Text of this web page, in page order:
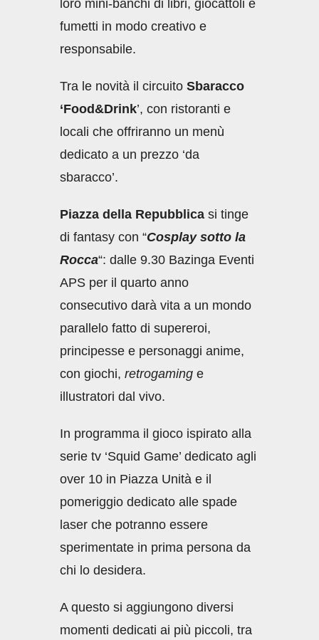
loro mini-banchi di libri, giocattoli e
fumetti in modo creativo e
responsabile.
Tra le novità il circuito Sbaracco
‘Food&Drink’, con ristoranti e
locali che offriranno un menù
dedicato a un prezzo ‘da
sbaracco’.
Piazza della Repubblica si tinge
di fantasy con “Cosplay sotto la
Rocca“: dalle 9.30 Bazinga Eventi
APS per il quarto anno
consecutivo darà vita a un mondo
parallelo fatto di supereroi,
principesse e personaggi anime,
con giochi, retrogaming e
illustratori dal vivo.
In programma il gioco ispirato alla
serie tv ‘Squid Game’ dedicato agli
over 10 in Piazza Unità e il
pomeriggio dedicato alle spade
laser che potranno essere
sperimentate in prima persona da
chi lo desidera.
A questo si aggiungono diversi
momenti dedicati ai più piccoli, tra